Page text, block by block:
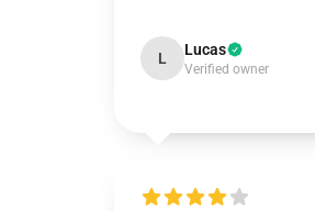
L Lucas
Verified owner